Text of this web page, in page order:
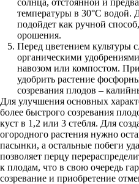
солнца, отстоянной и
температуры в 30°С водой.
подойдет как ручной
орошения.
Перед цветением культуры
органическими
навозом или компостом.
удобрить растение
созревания плодов –
Для улучшения основных
более быстрого созревания
куст в 1,2 или 3 стебля. Для
огородного растения нужно
пасынки, а остальные побеги
позволяет перцу
к плодам, что в свою очередь
созревание и приобретение